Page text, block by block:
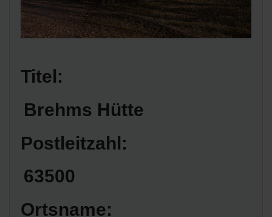
Titel:
Brehms Hütte
Postleitzahl:
63500
Ortsname: